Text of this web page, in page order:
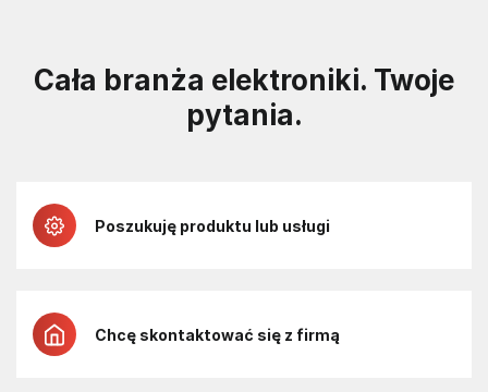
Cała branża elektroniki. Twoje
pytania.
Poszukuję produktu lub usługi
Chcę skontaktować się z firmą